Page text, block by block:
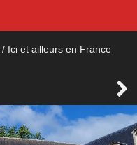
/ Ici et ailleurs en France
